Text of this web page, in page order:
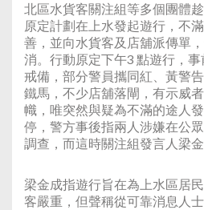
北區水貨客關注組等多個團體
原定計劃在上水發起遊行，不
善，並向水貨客及店舖派傳單
消。行動原定下午3 點遊行，
戒備，部分警員攜同紅、黃警
鐵馬，不少店舖落閘，有示威
幟，唯突然與疑為不滿的途人
停，警方事後指兩人涉嫌在公
調查，而這時關注組發言人梁金
梁金成指遊行旨在為上水區居
客嚴重，但聲稱從可靠消息人